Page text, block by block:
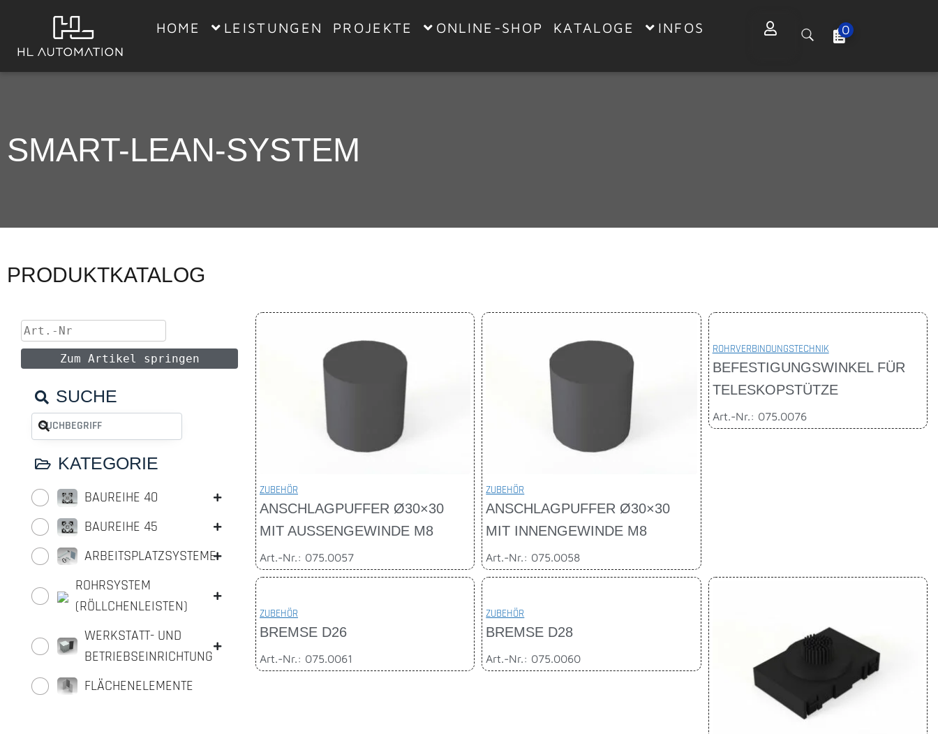
HOME LEISTUNGEN PROJEKTE ONLINE-SHOP KATALOGE INFOS 0
SMART-LEAN-SYSTEM
PRODUKTKATALOG
SUCHE
KATEGORIE
BAUREIHE 40
BAUREIHE 45
ARBEITSPLATZSYSTEME
ROHRSYSTEM
(RÖLLCHENLEISTEN)
WERKSTATT- UND
BETRIEBSEINRICHTUNG
FLÄCHENELEMENTE
ZUBEHÖR
ANSCHLAGPUFFER Ø30×30
MIT AUSSENGEWINDE M8
Art.-Nr.: 075.0057
ZUBEHÖR
ANSCHLAGPUFFER Ø30×30
MIT INNENGEWINDE M8
Art.-Nr.: 075.0058
ROHRVERBINDUNGSTECHNIK
BEFESTIGUNGSWINKEL FÜR
TELESKOPSTÜTZE
Art.-Nr.: 075.0076
ZUBEHÖR
BREMSE D26
Art.-Nr.: 075.0061
ZUBEHÖR
BREMSE D28
Art.-Nr.: 075.0060